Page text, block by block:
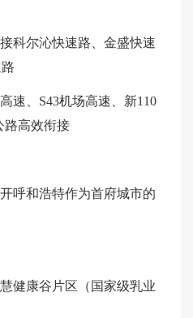
科尔沁快速路、金盛快速
速、S43机场高速、新110
路高效衔接
呼和浩特作为首府城市的
健康谷片区（国家级乳业